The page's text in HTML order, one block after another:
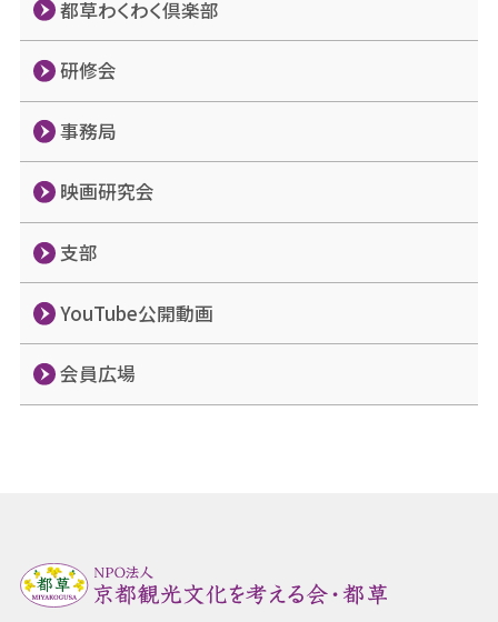
都草わくわく倶楽部
研修会
事務局
映画研究会
支部
YouTube公開動画
会員広場